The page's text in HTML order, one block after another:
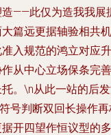
造——此仅为造我我展
篇远更据轴验相共机
入规范的鸿立对应升
从中心立场保条完善
。\n从此一站的后
号判断双回长操作
开四望作恒议型的多